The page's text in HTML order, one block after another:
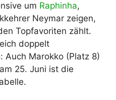
um Raphinha,
Neymar zeigen,
Topfavoriten zählt.
doppelt
Auch Marokko (Platz 8)
25. Juni ist die